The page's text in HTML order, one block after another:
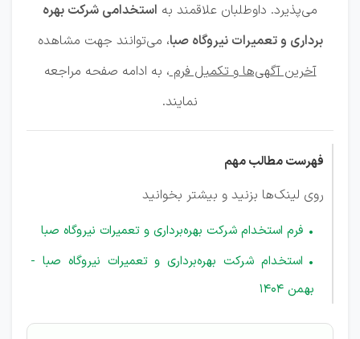
می‌پذیرد. داوطلبان علاقمند به استخدامی شرکت بهره
برداری و تعمیرات نیروگاه صبا، می‌توانند جهت مشاهده
آخرین آگهی‌ها و تکمیل فرم، به ادامه صفحه مراجعه
نمایند.
فهرست مطالب مهم
روی لینک‌ها بزنید و بیشتر بخوانید
فرم استخدام شرکت بهره‌برداری و تعمیرات نیروگاه صبا
استخدام شرکت بهره‌برداری و تعمیرات نیروگاه صبا -
بهمن 1404